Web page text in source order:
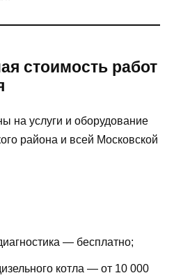
стоимость работ
на услуги и оборудование
района и всей Московской
— бесплатно;
котла — от 10 000